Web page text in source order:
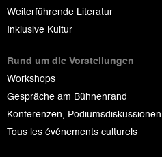
Weiterführende Literatur
Inklusive Kultur
Rund um die Vorstellungen
Workshops
Gespräche am Bühnenrand
Konferenzen, Podiumsdiskussionen
Tous les événements culturels